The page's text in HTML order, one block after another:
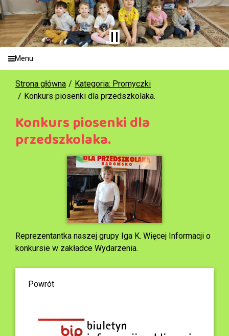
Menu
Strona główna
Kategoria: Promyczki
Konkurs piosenki dla przedszkolaka.
Konkurs piosenki dla
przedszkolaka.
Reprezentantka naszej grupy Iga K. Więcej Informacji o
konkursie w zakładce Wydarzenia.
Powrót